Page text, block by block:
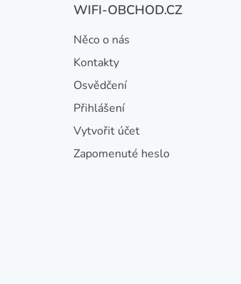
WIFI-OBCHOD.CZ
Něco o nás
Kontakty
Osvědčení
Přihlášení
Vytvořit účet
Zapomenuté heslo